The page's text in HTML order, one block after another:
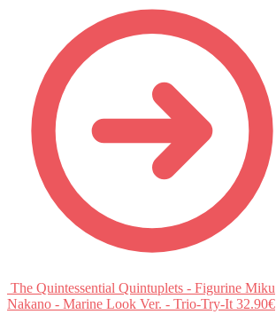
The Quintessential Quintuplets - Figurine Miku
Nakano - Marine Look Ver. - Trio-Try-It 32.90€